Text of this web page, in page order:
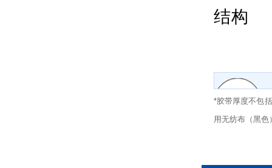
结构
*胶带厚度不包
用无纺布（黑色